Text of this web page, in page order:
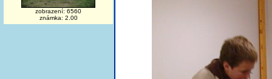
zobrazení: 6560
známka: 2.00